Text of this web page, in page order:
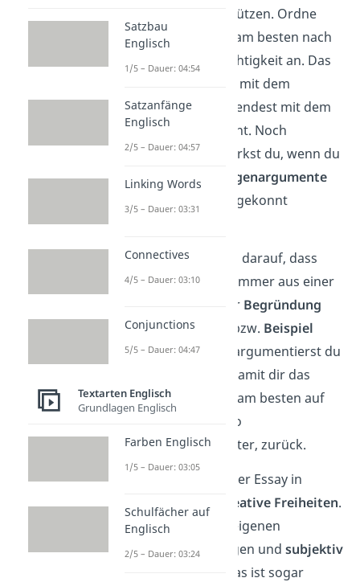
zu stützen. Ordne
deine Argumente am besten nach
aufsteigender Wichtigkeit an. Das
heißt, du beginnst mit dem
schwächsten und endest mit dem
stärksten Argument. Noch
überzeugender wirkst du, wenn du
auch mögliche
Gegenargumente
aufgreifst und sie gekonnt
Achte in jedem Fall darauf, dass
deine Argumente immer aus einer
, einer Begründung
und einemBeleg bzw. Beispiel
bestehen. Nur so argumentierst du
nachvollziehbar. Damit dir das
gelingt, greifst du am besten auf
also
Verknüpfungswörter, zurück.
Zudem bietet dir der Essay in
kreative Freiheiten.
Du darfst deinen eigenen
Standpunkt darlegen undsubjektiv
argumentieren. Das ist sogar
Satzbau
Englisch
1/5 – Dauer: 04:54
Satzanfänge
Englisch
2/5 – Dauer: 04:57
Linking Words
3/5 – Dauer: 03:31
Connectives
4/5 – Dauer: 03:10
Conjunctions
5/5 – Dauer: 04:47
Textarten Englisch
Grundlagen Englisch
Farben Englisch
1/5 – Dauer: 03:05
Schulfächer auf
Englisch
2/5 – Dauer: 03:24